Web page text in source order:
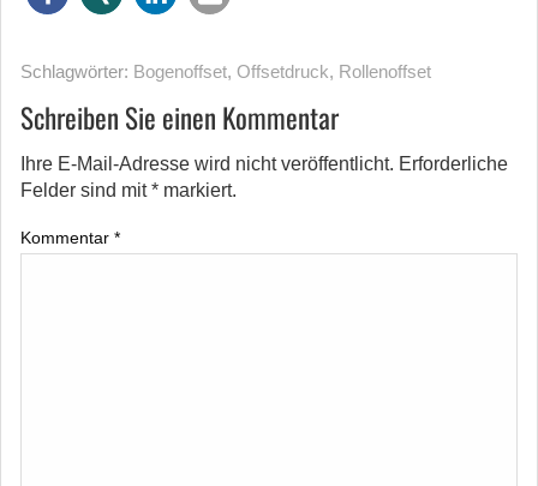
Schlagwörter: Bogenoffset, Offsetdruck, Rollenoffset
Schreiben Sie einen Kommentar
Ihre E-Mail-Adresse wird nicht veröffentlicht. Erforderliche
Felder sind mit* markiert.
Kommentar *